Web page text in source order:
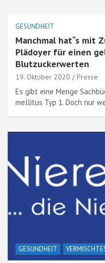
GESUNDHEIT
Manchmal hat“s mit
Plädoyer für einen
Blutzuckerwerten
19. Oktober 2020 Presse
Es gibt eine Menge
mellitus Typ 1. Doch nur
GESUNDHEIT